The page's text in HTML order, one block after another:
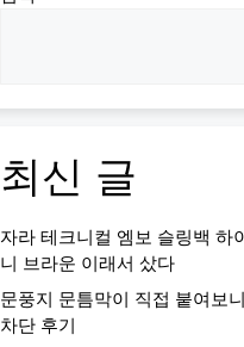
최신 글
자라 테크니컬 엠보 슬링백 하
니 브라운 이래서 샀다
문풍지 문틈막이 직접 붙여보
차단 후기